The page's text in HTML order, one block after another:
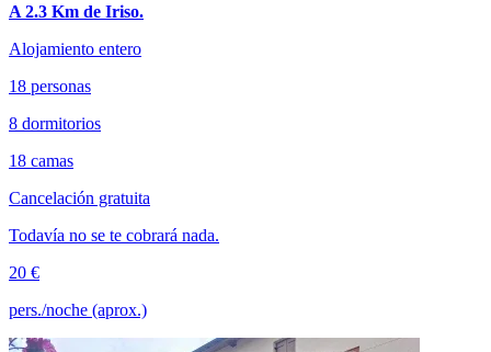
A 2.3 Km de Iriso.
Alojamiento entero
18 personas
8 dormitorios
18 camas
Cancelación gratuita
Todavía no se te cobrará nada.
20 €
pers./noche (aprox.)